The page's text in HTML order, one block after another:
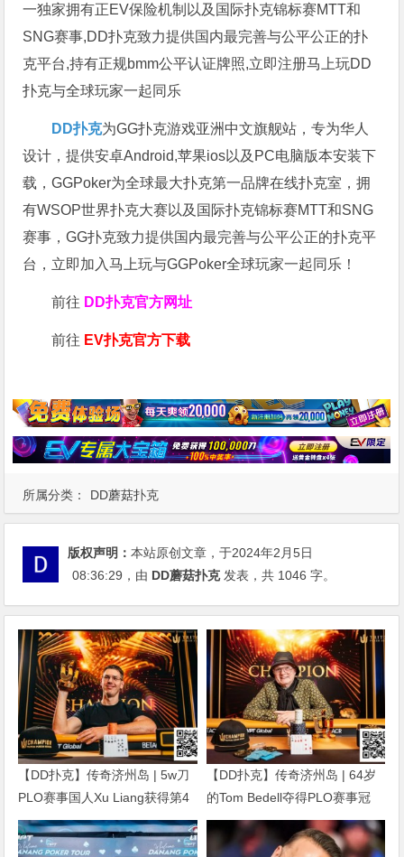
所属分类： DD蘑菇扑克
一独家拥有正EV保险机制以及国际扑克锦标赛MTT和
SNG赛事,DD扑克致力提供国内最完善与公平公正的扑
克平台,持有正规bmm公平认证牌照,立即注册马上玩DD
扑克与全球玩家一起同乐
DD扑克为GG扑克游戏亚洲中文旗舰站，专为华人
设计，提供安卓Android,苹果ios以及PC电脑版本安装下
载，GGPoker为全球最大扑克第一品牌在线扑克室，拥
有WSOP世界扑克大赛以及国际扑克锦标赛MTT和SNG
赛事，GG扑克致力提供国内最完善与公平公正的扑克平
台，立即加入马上玩与GGPoker全球玩家一起同乐！
前往 DD扑克官方网址
前往 EV扑克官方下载
版权声明：本站原创文章，于2024年2月5日
08:36:29 ，由 DD蘑菇扑克发表，共 1046 字。
【DD扑克】传奇济州岛 | 5w刀
PLO赛事国人Xu Liang获得第4
名，匈牙利Gergo Nagy夺冠
【DD扑克】传奇济州岛 | 64岁
的Tom Bedell夺得PLO赛事冠
军，国人Shi Ning Dan获亚军